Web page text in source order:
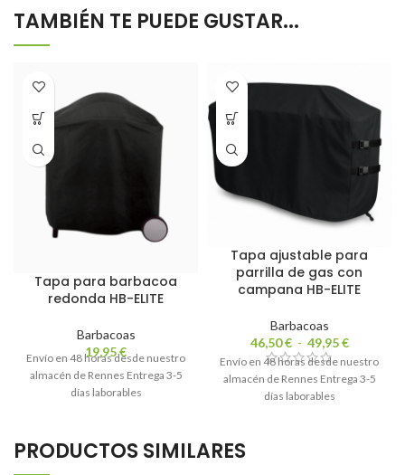
TAMBIÉN TE PUEDE GUSTAR...
Tapa para barbacoa
redonda HB-ELITE
Barbacoas
19,95€
Envío en 48 horas desde nuestro
almacén de Rennes Entrega 3-5
días laborables
Tapa ajustable para
parrilla de gas con
campana HB-ELITE
Barbacoas
46,50€ - 49,95€
Envío en 48 horas desde nuestro
almacén de Rennes Entrega 3-5
días laborables
PRODUCTOS SIMILARES